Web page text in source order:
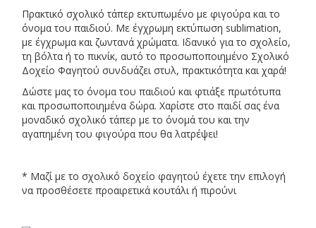
Πρακτικό σχολικό τάπερ εκτυπωμένο με φιγούρα και το
όνομα του παιδιού. Με έγχρωμη εκτύπωση sublimation,
με έγχρωμα και ζωντανά χρώματα. Ιδανικό για το σχολείο,
τη βόλτα ή το πικνίκ, αυτό το προσωποποιημένο Σχολικό
Δοχείο Φαγητού συνδυάζει στυλ, πρακτικότητα και χαρά!
Δώστε μας το όνομα του παιδιού και φτιάξε πρωτότυπα
και προσωποποιημένα δώρα. Χαρίστε στο παιδί σας ένα
μοναδικό σχολικό τάπερ με το όνομά του και την
αγαπημένη του φιγούρα που θα λατρέψει!
* Μαζί με το σχολικό δοχείο φαγητού έχετε την επιλογή
να προσθέσετε προαιρετικά κουτάλι ή πιρούνι